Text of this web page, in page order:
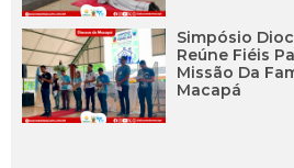
Simpósio
Reúne Fiéis
Missão Da
Macapá